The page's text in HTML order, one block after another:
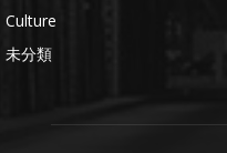
Culture
未分類